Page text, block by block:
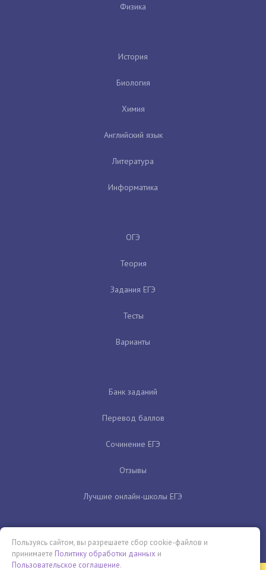
Физика
История
Биология
Химия
Английский язык
Литература
Информатика
ОГЭ
Теория
Задания ЕГЭ
Тесты
Варианты
Банк заданий
Перевод баллов
Сочинение ЕГЭ
Отзывы
Лучшие онлайн-школы ЕГЭ
Пользуясь сайтом, вы разрешаете сбор cookie-файлов и
принимаете Политику обработки данных и
Пользовательское соглашение.